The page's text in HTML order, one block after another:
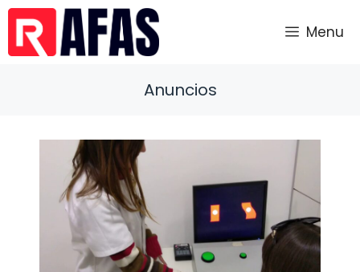
Saltar
contenido
Menu
Anuncios